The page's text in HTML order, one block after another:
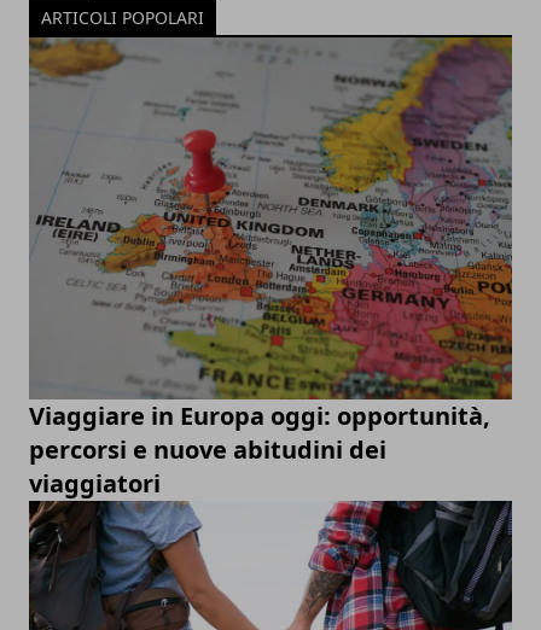
ARTICOLI POPOLARI
Viaggiare in Europa oggi: opportunità,
percorsi e nuove abitudini dei
viaggiatori